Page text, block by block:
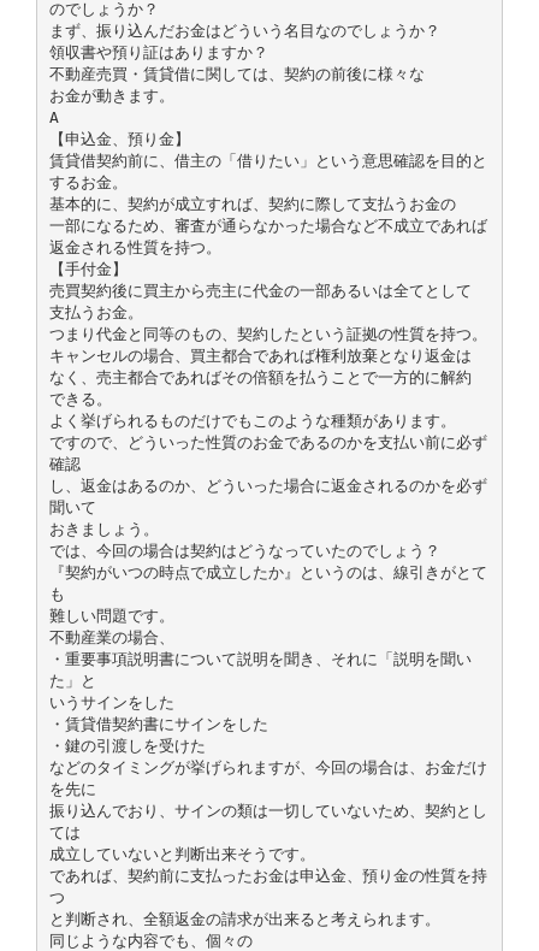
のでしょうか？
まず、振り込んだお金はどういう名目なのでしょうか？
領収書や預り証はありますか？
不動産売買・賃貸借に関しては、契約の前後に様々な
お金が動きます。
A
【申込金、預り金】
賃貸借契約前に、借主の「借りたい」という意思確認を目的と
するお金。
基本的に、契約が成立すれば、契約に際して支払うお金の
一部になるため、審査が通らなかった場合など不成立であれば
返金される性質を持つ。
【手付金】
売買契約後に買主から売主に代金の一部あるいは全てとして
支払うお金。
つまり代金と同等のもの、契約したという証拠の性質を持つ。
キャンセルの場合、買主都合であれば権利放棄となり返金は
なく、売主都合であればその倍額を払うことで一方的に解約
できる。
よく挙げられるものだけでもこのような種類があります。
ですので、どういった性質のお金であるのかを支払い前に必ず
確認
し、返金はあるのか、どういった場合に返金されるのかを必ず
聞いて
おきましょう。
では、今回の場合は契約はどうなっていたのでしょう？
『契約がいつの時点で成立したか』というのは、線引きがとて
も
難しい問題です。
不動産業の場合、
・重要事項説明書について説明を聞き、それに「説明を聞い
た」と
いうサインをした
・賃貸借契約書にサインをした
・鍵の引渡しを受けた
などのタイミングが挙げられますが、今回の場合は、お金だけ
を先に
振り込んでおり、サインの類は一切していないため、契約とし
ては
成立していないと判断出来そうです。
であれば、契約前に支払ったお金は申込金、預り金の性質を持
つ
と判断され、全額返金の請求が出来ると考えられます。
同じような内容でも、個々の